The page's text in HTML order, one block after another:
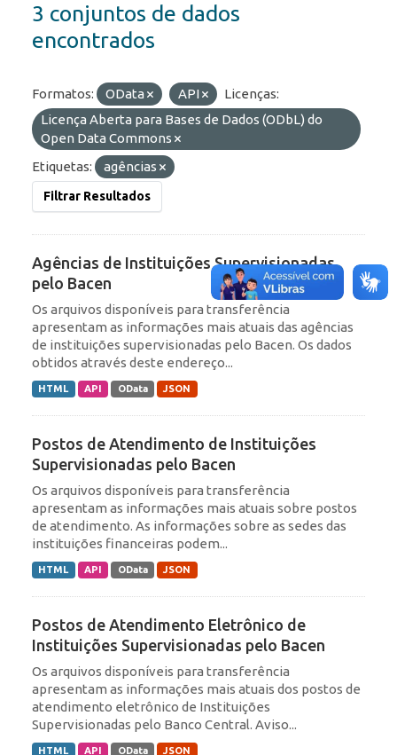
3 conjuntos de dados
encontrados
Formatos: OData API
Licenças:
Licença Aberta para Bases de Dados (ODbL) do
Open Data Commons
Etiquetas:
agências
Filtrar Resultados
Agências de Instituições Supervisionadas
pelo Bacen
Os arquivos disponíveis para transferência
apresentam as informações mais atuais das agências
de instituições supervisionadas pelo Bacen. Os dados
obtidos através deste endereço...
HTML API OData JSON
Postos de Atendimento de Instituições
Supervisionadas pelo Bacen
Os arquivos disponíveis para transferência
apresentam as informações mais atuais sobre postos
de atendimento. As informações sobre as sedes das
instituições financeiras podem...
HTML API OData JSON
Postos de Atendimento Eletrônico de
Instituições Supervisionadas pelo Bacen
Os arquivos disponíveis para transferência
apresentam as informações mais atuais dos postos de
atendimento eletrônico de Instituições
Supervisionadas pelo Banco Central. Aviso...
HTML API OData JSON